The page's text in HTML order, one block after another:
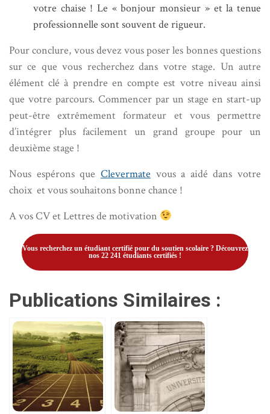
votre chaise ! Le « bonjour monsieur » et la tenue
professionnelle sont souvent de rigueur.
Pour conclure, vous devez vous poser les bonnes questions
sur ce que vous recherchez dans votre stage. Un autre
élément clé à prendre en compte est votre niveau ainsi
que votre parcours. Commencer par un stage en start-up
peut-être extrêmement formateur et vous permettre
d’intégrer plus facilement un grand groupe pour un
deuxième stage !
Nous espérons que Clevermate vous a aidé dans votre
choix et vous souhaitons bonne chance !
A vos CV et Lettres de motivation
Vous recherchez un étudiant certifié pour du soutien scolaire ? Découvrez
nos 22 241 étudiants certifiés !
Publications Similaires :